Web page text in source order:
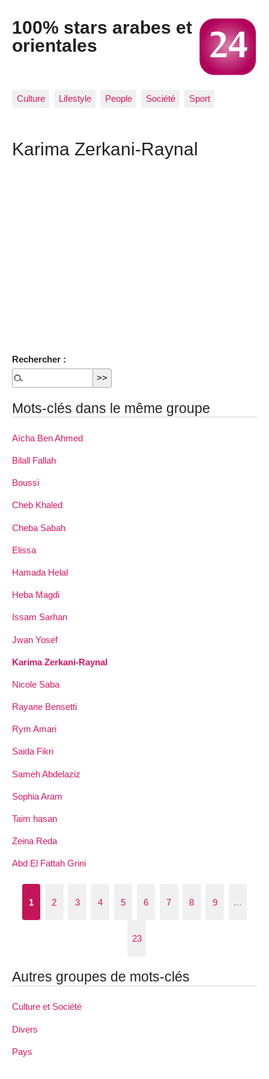
100% stars arabes et
orientales
Culture Lifestyle People Société Sport
Karima Zerkani-Raynal
Rechercher :
Mots-clés dans le même groupe
Aïcha Ben Ahmed
Bilall Fallah
Boussi
Cheb Khaled
Cheba Sabah
Elissa
Hamada Helal
Heba Magdi
Issam Sarhan
Jwan Yosef
Karima Zerkani-Raynal
Nicole Saba
Rayane Bensetti
Rym Amari
Saida Fikri
Sameh Abdelaziz
Sophia Aram
Taim hasan
Zeina Reda
Abd El Fattah Grini
1 2 3 4 5 6 7 8 9 …
23
Autres groupes de mots-clés
Culture et Société
Divers
Pays